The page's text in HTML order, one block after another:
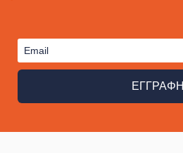
ΕΓΓΡΑΦΗ